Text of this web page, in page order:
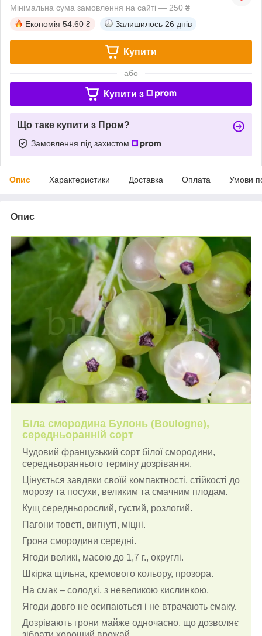
Мінімальна сума замовлення на сайті — 250 ₴
Економія 54.60 ₴ Залишилось 26 днів
Купити
або
Купити з
Що таке купити з Пром?
Замовлення під захистом
Опис Характеристики Доставка Оплата Умови
Опис
Біла смородина Булонь (Boulogne),
середньоранній сорт
Чудовий французький сорт білої смородини,
середньораннього терміну дозрівання.
Цінується завдяки своїй компактності, стійкості до
морозу та посухи, великим та смачним плодам.
Кущ середньорослий, густий, розлогий.
Пагони товсті, вигнуті, міцні.
Грона смородини середні.
Ягоди великі, масою до 1,7 г., округлі.
Шкірка щільна, кремового кольору, прозора.
На смак – солодкі, з невеликою кислинкою.
Ягоди довго не осипаються і не втрачають смаку.
Дозрівають грони майже одночасно, що дозволяє